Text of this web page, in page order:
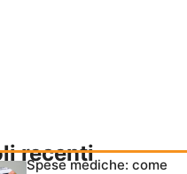
recenti
Spese mediche: come